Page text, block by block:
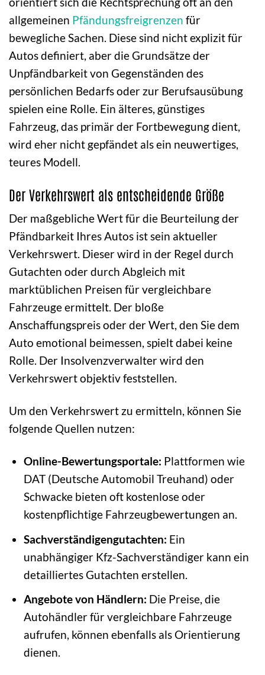
allgemeinen Pfändungsfreigrenzen für
bewegliche Sachen. Diese sind nicht explizit für
Autos definiert, aber die Grundsätze der
Unpfändbarkeit von Gegenständen des
persönlichen Bedarfs oder zur Berufsausübung
spielen eine Rolle. Ein älteres, günstiges
Fahrzeug, das primär der Fortbewegung dient,
wird eher nicht gepfändet als ein neuwertiges,
teures Modell.
Der Verkehrswert als entscheidende Größe
Der maßgebliche Wert für die Beurteilung der
Pfändbarkeit Ihres Autos ist sein aktueller
Verkehrswert. Dieser wird in der Regel durch
Gutachten oder durch Abgleich mit
marktüblichen Preisen für vergleichbare
Fahrzeuge ermittelt. Der bloße
Anschaffungspreis oder der Wert, den Sie dem
Auto emotional beimessen, spielt dabei keine
Rolle. Der Insolvenzverwalter wird den
Verkehrswert objektiv feststellen.
Um den Verkehrswert zu ermitteln, können Sie
folgende Quellen nutzen:
Online-Bewertungsportale: Plattformen wie
DAT (Deutsche Automobil Treuhand) oder
Schwacke bieten oft kostenlose oder
kostenpflichtige Fahrzeugbewertungen an.
Sachverständigengutachten: Ein
unabhängiger Kfz-Sachverständiger kann ein
detailliertes Gutachten erstellen.
Angebote von Händlern: Die Preise, die
Autohändler für vergleichbare Fahrzeuge
aufrufen, können ebenfalls als Orientierung
dienen.